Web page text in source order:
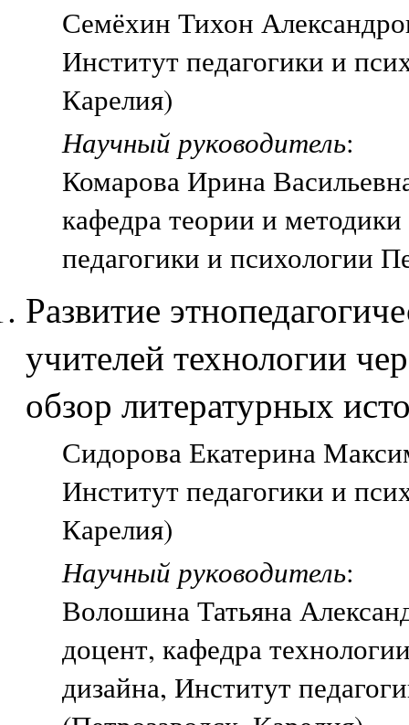
Семёхин Тихон
Институт педагогики и
Карелия)
Научный руководитель:
Комарова Ирина
кафедра теории и
педагогики и психологии
Развитие
учителей технологии
обзор литературных
Сидорова Екатерина
Институт педагогики и
Карелия)
Научный руководитель:
Волошина Татьяна
доцент, кафедра
дизайна, Институт